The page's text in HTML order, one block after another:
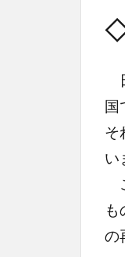
◇
国
そ
い
も
の